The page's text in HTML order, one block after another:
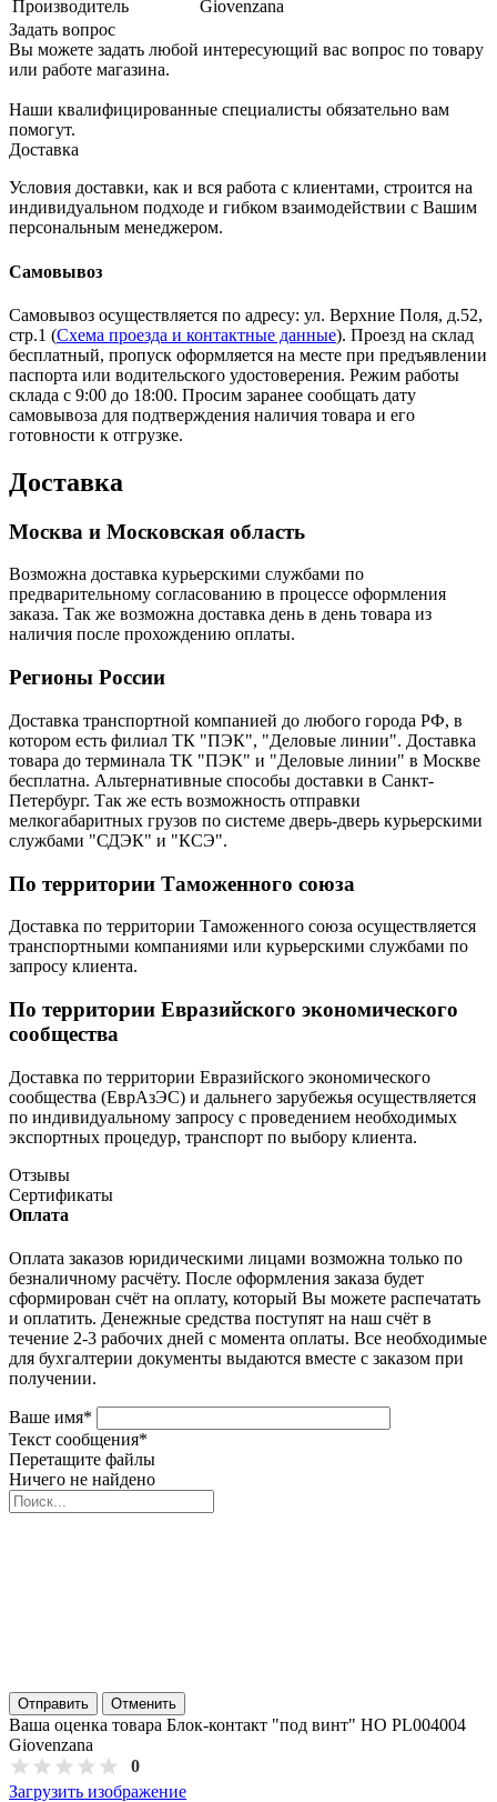
Производитель
Giovenzana
Задать вопрос
Вы можете задать любой интересующий вас вопрос по товару
или работе магазина.
Наши квалифицированные специалисты обязательно вам
помогут.
Доставка
Условия доставки, как и вся работа с клиентами, строится на
индивидуальном подходе и гибком взаимодействии с Вашим
персональным менеджером.
Самовывоз
Самовывоз осуществляется по адресу: ул. Верхние Поля, д.52,
стр.1 (Схема проезда и контактные данные). Проезд на склад
бесплатный, пропуск оформляется на месте при предъявлении
паспорта или водительского удостоверения. Режим работы
склада с 9:00 до 18:00. Просим заранее сообщать дату
самовывоза для подтверждения наличия товара и его
готовности к отгрузке.
Доставка
Москва и Московская область
Возможна доставка курьерскими службами по
предварительному согласованию в процессе оформления
заказа. Так же возможна доставка день в день товара из
наличия после прохождению оплаты.
Регионы России
Доставка транспортной компанией до любого города РФ, в
котором есть филиал ТК "ПЭК", "Деловые линии". Доставка
товара до терминала ТК "ПЭК" и "Деловые линии" в Москве
бесплатна. Альтернативные способы доставки в Санкт-
Петербург. Так же есть возможность отправки
мелкогабаритных грузов по системе дверь-дверь курьерскими
службами "СДЭК" и "КСЭ".
По территории Таможенного союза
Доставка по территории Таможенного союза осуществляется
транспортными компаниями или курьерскими службами по
запросу клиента.
По территории Евразийского экономического
сообщества
Доставка по территории Евразийского экономического
сообщества (ЕврАзЭС) и дальнего зарубежья осуществляется
по индивидуальному запросу с проведением необходимых
экспортных процедур, транспорт по выбору клиента.
Отзывы
Сертификаты
Оплата
Оплата заказов юридическими лицами возможна только по
безналичному расчёту. После оформления заказа будет
сформирован счёт на оплату, который Вы можете распечатать
и оплатить. Денежные средства поступят на наш счёт в
течение 2-3 рабочих дней с момента оплаты. Все необходимые
для бухгалтерии документы выдаются вместе с заказом при
получении.
Ваше имя*
Текст сообщения*
Перетащите файлы
Ничего не найдено
Отправить Отменить
Ваша оценка товара Блок-контакт "под винт" НО PL004004
Giovenzana
0
Загрузить изображение